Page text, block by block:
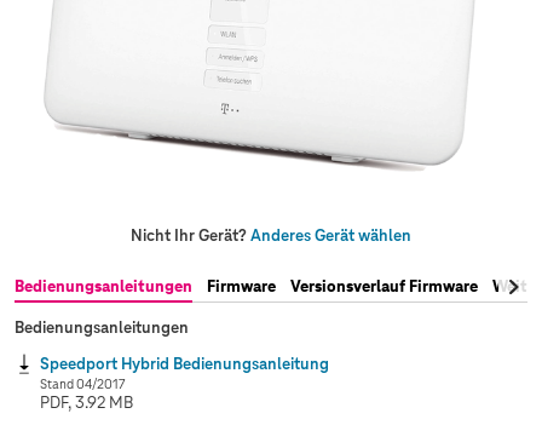
Nicht Ihr Gerät?Anderes Gerät wählen
Bedienungsanleitungen Firmware Versionsverlauf Firmware
Bedienungsanleitungen
Speedport Hybrid Bedienungsanleitung
Stand 04/2017
PDF, 3.92 MB